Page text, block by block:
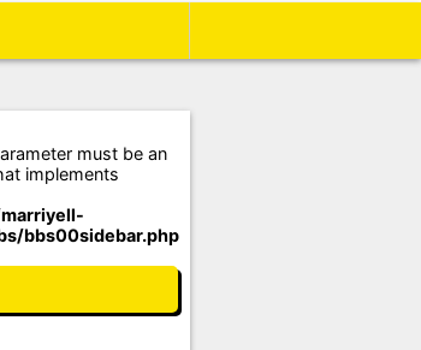
must be an
implements
bbs00sidebar.php